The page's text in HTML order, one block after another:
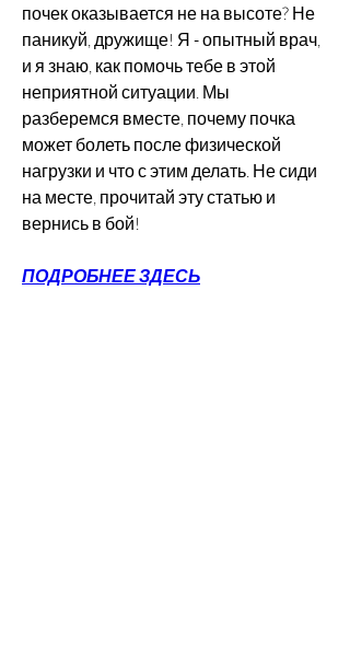
почек оказывается не на высоте? Не
паникуй, дружище! Я - опытный врач,
и я знаю, как помочь тебе в этой
неприятной ситуации. Мы
разберемся вместе, почему почка
может болеть после физической
нагрузки и что с этим делать. Не сиди
на месте, прочитай эту статью и
вернись в бой!
ПОДРОБНЕЕ ЗДЕСЬ